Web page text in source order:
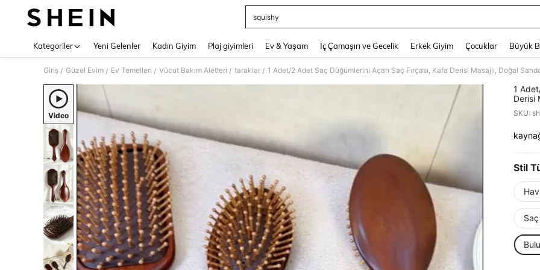
squishy
Kategoriler Yeni Gelenler Kadın Giyim Plaj giyimleri Ev & Yaşam İç Çamaşırı ve Gecelik Erkek Giyim Çocuklar Büyük
Giriş / Güzel Evim / Ev Temelleri / Vücut Bakım Aletleri / taraklar /
Video
1
Derisi
Kare/
Dişler/
Saç
Günü
SKU:
Stil